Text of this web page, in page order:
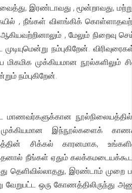
இரண்டாவது , மூன்றாவது,
, நீங்கள் விளங்கிக்
, மேலும் நிறைவு
முடியுமென்று நம்புகிறேன்.
மிகமிக முக்கியமான நூல்களிலும்
நம்புகிறேன்.
மாணவர்களுக்கான நூல்நிலையத்தில்
முக்கியமான இந்நூல்களைக்
சிக்கல் காரனமாக,
நீங்கள் ஏதும்
தெளிவில்லாதது, இரண்டாம் முறை
ஒரு கோணத்திலிருந்து